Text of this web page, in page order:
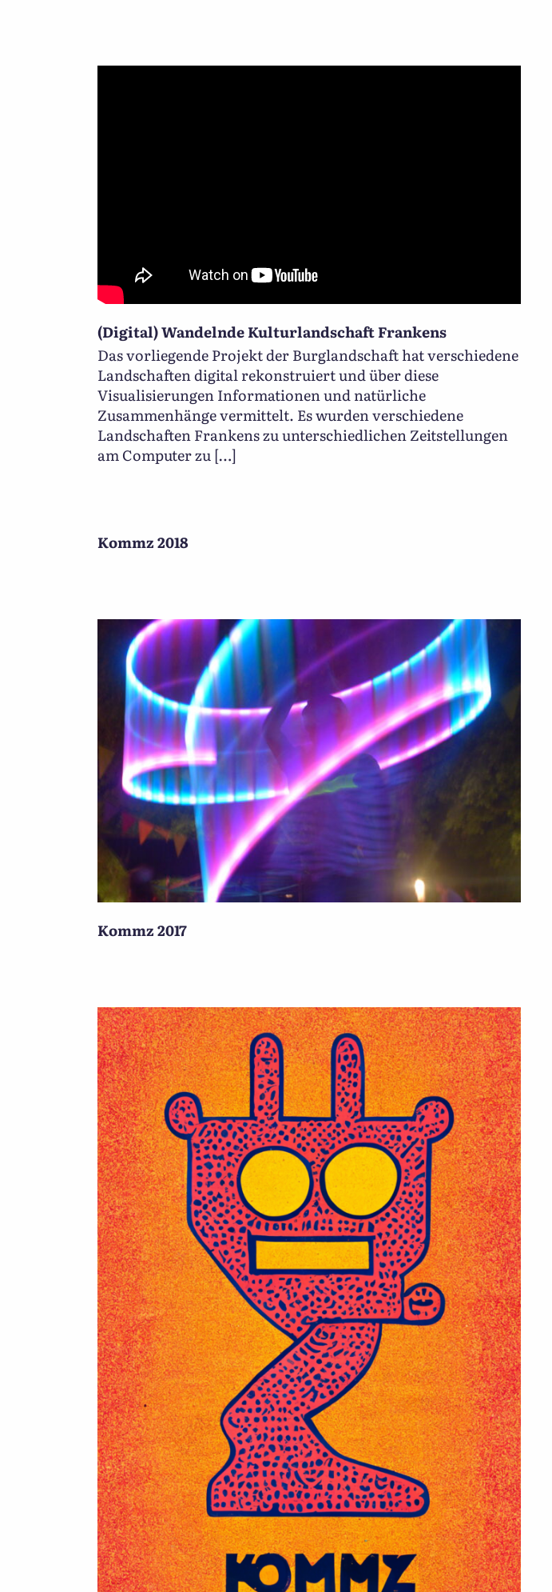
(Digital) Wandelnde Kulturlandschaft Frankens
Das vorliegende Projekt der Burglandschaft hat verschiedene
Landschaften digital rekonstruiert und über diese
Visualisierungen Informationen und natürliche
Zusammenhänge vermittelt. Es wurden verschiedene
Landschaften Frankens zu unterschiedlichen Zeitstellungen
am Computer zu […]
Kommz 2018
Kommz 2017